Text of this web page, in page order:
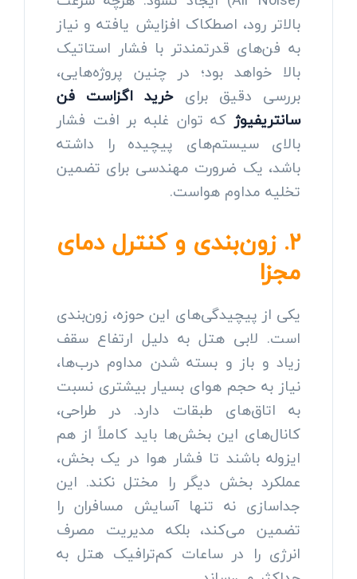
بالاتر رود، اصطکاک افزایش یافته و نیاز
به فن‌های قدرتمندتر با فشار استاتیک
بالا خواهد بود؛ در چنین پروژه‌هایی،
بررسی دقیق برایخرید اگزاست فن
سانتریفیوژکه توان غلبه بر افت فشار
بالای سیستم‌های پیچیده را داشته
باشد، یک ضرورت مهندسی برای تضمین
تخلیه مداوم هواست.
۲. زون‌بندی و کنترل دمای
مجزا
یکی از پیچیدگی‌های این حوزه، زون‌بندی
است. لابی هتل به دلیل ارتفاع سقف
زیاد و باز و بسته شدن مداوم درب‌ها،
نیاز به حجم هوای بسیار بیشتری نسبت
به اتاق‌های طبقات دارد. در طراحی،
کانال‌های این بخش‌ها باید کاملاً از هم
ایزوله باشند تا فشار هوا در یک بخش،
عملکرد بخش دیگر را مختل نکند. این
جداسازی نه تنها آسایش مسافران را
تضمین می‌کند، بلکه مدیریت مصرف
انرژی را در ساعات کم‌ترافیک هتل به